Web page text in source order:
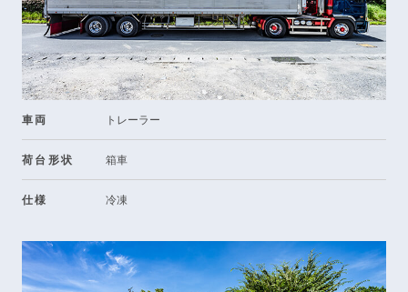
車両 トレーラー
荷台形状 箱車
仕様 冷凍